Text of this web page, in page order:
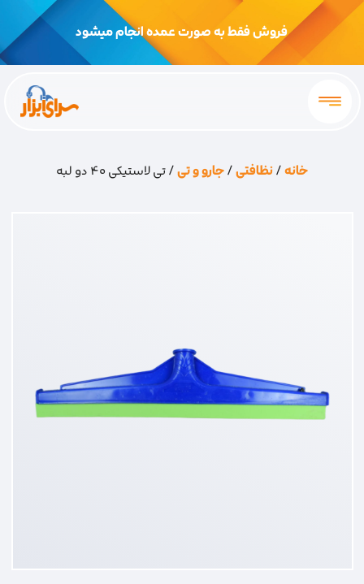
فروش فقط به صورت عمده انجام میشود
خانه/نظافتی/جارو و تی/ تی لاستیکی 40 دو لبه